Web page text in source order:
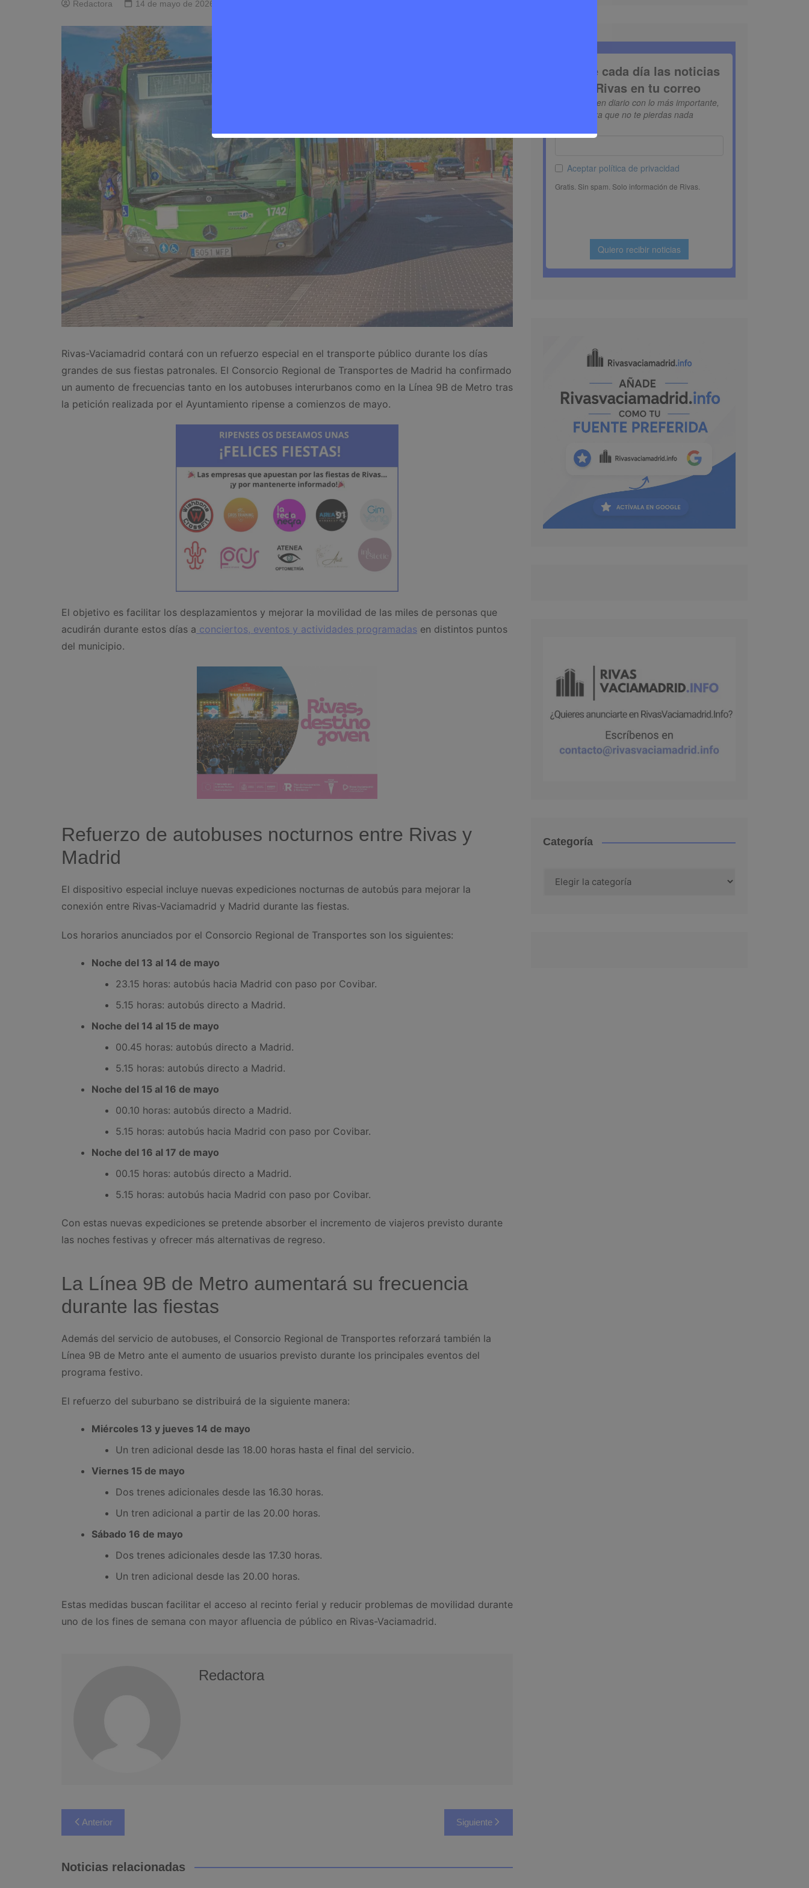
Redactora 14 de mayo de 2026
Rivas-Vaciamadrid contará con un refuerzo especial en el transporte público durante los días
grandes de sus fiestas patronales. El Consorcio Regional de Transportes de Madrid ha confirmado
un aumento de frecuencias tanto en los autobuses interurbanos como en la Línea 9B de Metro tras
la petición realizada por el Ayuntamiento ripense a comienzos de mayo.
El objetivo es facilitar los desplazamientos y mejorar la movilidad de las miles de personas que
acudirán durante estos días a conciertos, eventos y actividades programadas en distintos puntos
del municipio.
Refuerzo de autobuses nocturnos entre Rivas y
Madrid
El dispositivo especial incluye nuevas expediciones nocturnas de autobús para mejorar la
conexión entre Rivas-Vaciamadrid y Madrid durante las fiestas.
Los horarios anunciados por el Consorcio Regional de Transportes son los siguientes:
Noche del 13 al 14 de mayo
23.15 horas: autobús hacia Madrid con paso por Covibar.
5.15 horas: autobús directo a Madrid.
Noche del 14 al 15 de mayo
00.45 horas: autobús directo a Madrid.
5.15 horas: autobús directo a Madrid.
Noche del 15 al 16 de mayo
00.10 horas: autobús directo a Madrid.
5.15 horas: autobús hacia Madrid con paso por Covibar.
Noche del 16 al 17 de mayo
00.15 horas: autobús directo a Madrid.
5.15 horas: autobús hacia Madrid con paso por Covibar.
Con estas nuevas expediciones se pretende absorber el incremento de viajeros previsto durante
las noches festivas y ofrecer más alternativas de regreso.
La Línea 9B de Metro aumentará su frecuencia
durante las fiestas
Además del servicio de autobuses, el Consorcio Regional de Transportes reforzará también la
Línea 9B de Metro ante el aumento de usuarios previsto durante los principales eventos del
programa festivo.
El refuerzo del suburbano se distribuirá de la siguiente manera:
Miércoles 13 y jueves 14 de mayo
Un tren adicional desde las 18.00 horas hasta el final del servicio.
Viernes 15 de mayo
Dos trenes adicionales desde las 16.30 horas.
Un tren adicional a partir de las 20.00 horas.
Sábado 16 de mayo
Dos trenes adicionales desde las 17.30 horas.
Un tren adicional desde las 20.00 horas.
Estas medidas buscan facilitar el acceso al recinto ferial y reducir problemas de movilidad durante
uno de los fines de semana con mayor afluencia de público en Rivas-Vaciamadrid.
Redactora
Navegación
de
entradas
Anterior Siguiente
Noticias relacionadas
Categoría